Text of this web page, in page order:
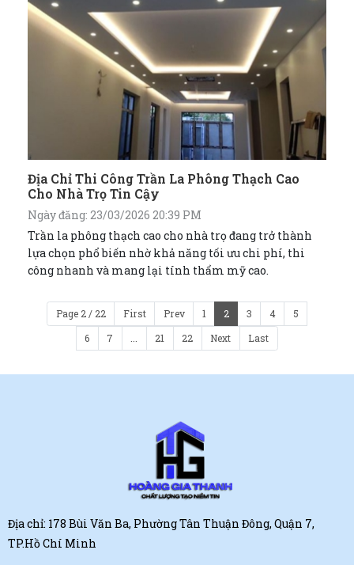
Địa Chỉ Thi Công Trần La Phông Thạch Cao
Cho Nhà Trọ Tin Cậy
Ngày đăng: 23/03/2026 20:39 PM
Trần la phông thạch cao cho nhà trọ đang trở thành
lựa chọn phổ biến nhờ khả năng tối ưu chi phí, thi
công nhanh và mang lại tính thẩm mỹ cao.
Page 2 / 22 First Prev 1 2 3 4
5
6
7 21 22 Next Last
Địa chỉ: 178 Bùi Văn Ba, Phường Tân Thuận Đông, Quận 7,
TP.Hồ Chí Minh